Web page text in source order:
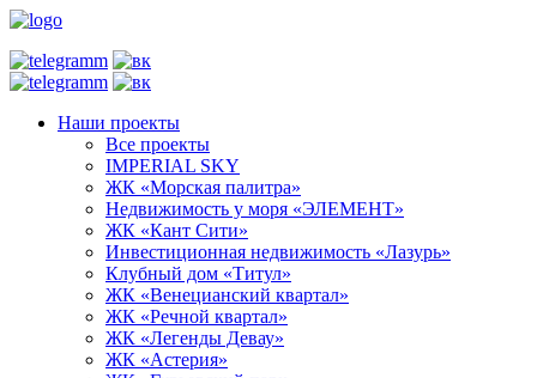
Наши проекты
Все проекты
IMPERIAL SKY
ЖК «Морская палитра»
Недвижимость у моря «ЭЛЕМЕНТ»
ЖК «Кант Сити»
Инвестиционная недвижимость «Лазурь»
Клубный дом «Титул»
ЖК «Венецианский квартал»
ЖК «Речной квартал»
ЖК «Легенды Девау»
ЖК «Астерия»